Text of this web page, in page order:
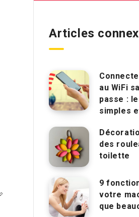
Articles
au WiFi
passe :
simples
des
toilette
9
votre
que